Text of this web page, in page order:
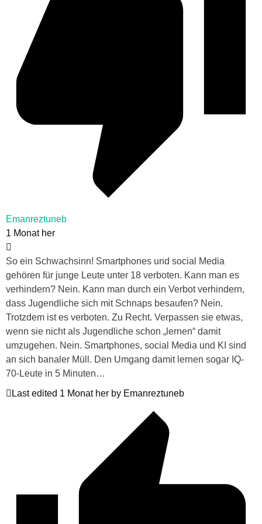
Emanreztuneb
1 Monat her
So ein Schwachsinn! Smartphones und social Media
gehören für junge Leute unter 18 verboten. Kann man es
verhindern? Nein. Kann man durch ein Verbot verhindern,
dass Jugendliche sich mit Schnaps besaufen? Nein.
Trotzdem ist es verboten. Zu Recht. Verpassen sie etwas,
wenn sie nicht als Jugendliche schon „lernen“ damit
umzugehen. Nein. Smartphones, social Media und KI sind
an sich banaler Müll. Den Umgang damit lernen sogar IQ-
70-Leute in 5 Minuten…
Last edited 1 Monat her by Emanreztuneb